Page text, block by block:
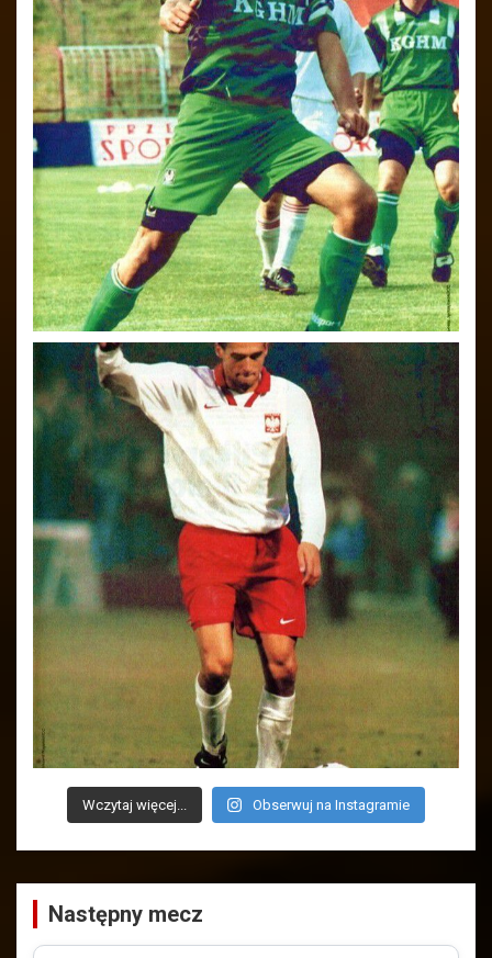
Wczytaj więcej... Obserwuj na Instagramie
Następny mecz